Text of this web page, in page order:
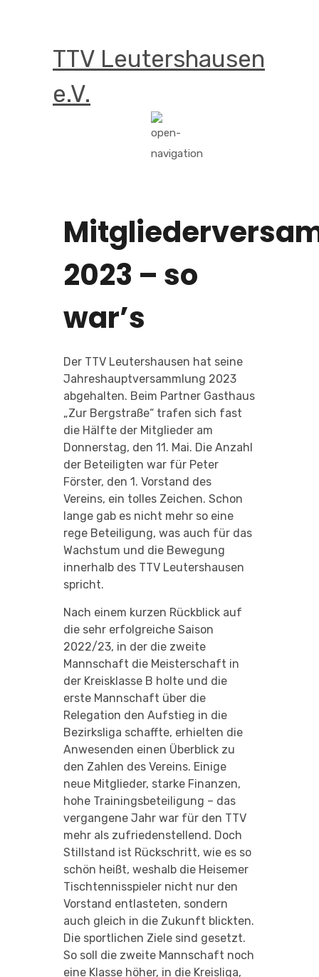
TTV Leutershausen
e.V.
2023 – so
war’s
Der TTV Leutershausen hat seine
Jahreshauptversammlung 2023
abgehalten. Beim Partner Gasthaus
„Zur Bergstraße“ trafen sich fast
die Hälfte der Mitglieder am
Donnerstag, den 11. Mai. Die Anzahl
der Beteiligten war für Peter
Förster, den 1. Vorstand des
Vereins, ein tolles Zeichen. Schon
lange gab es nicht mehr so eine
rege Beteiligung, was auch für das
Wachstum und die Bewegung
innerhalb des TTV Leutershausen
spricht.
Nach einem kurzen Rückblick auf
die sehr erfolgreiche Saison
2022/23, in der die zweite
Mannschaft die Meisterschaft in
der Kreisklasse B holte und die
erste Mannschaft über die
Relegation den Aufstieg in die
Bezirksliga schaffte, erhielten die
Anwesenden einen Überblick zu
den Zahlen des Vereins. Einige
neue Mitglieder, starke Finanzen,
hohe Trainingsbeteiligung – das
vergangene Jahr war für den TTV
mehr als zufriedenstellend. Doch
Stillstand ist Rückschritt, wie es so
schön heißt, weshalb die Heisemer
Tischtennisspieler nicht nur den
Vorstand entlasteten, sondern
auch gleich in die Zukunft blickten.
Die sportlichen Ziele sind gesetzt.
So soll die zweite Mannschaft noch
eine Klasse höher, in die Kreisliga,